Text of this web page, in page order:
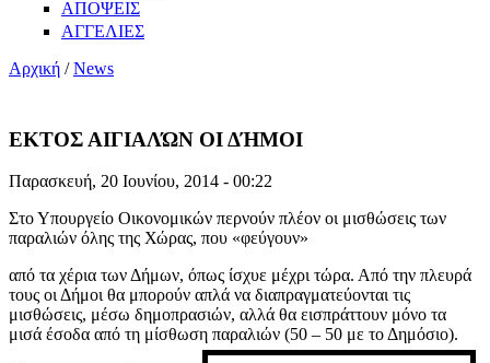
ΑΠΟΨΕΙΣ
ΑΓΓΕΛΙΕΣ
Αρχική /News
ΕΚΤΟΣ ΑΙΓΙΑΛΏΝ ΟΙ ΔΉΜΟΙ
Παρασκευή, 20 Ιουνίου, 2014 - 00:22
Στο Υπουργείο Οικονομικών περνούν πλέον οι μισθώσεις των
παραλιών όλης της Χώρας, που «φεύγουν»
από τα χέρια των Δήμων, όπως ίσχυε μέχρι τώρα. Από την πλευρά
τους οι Δήμοι θα μπορούν απλά να διαπραγματεύονται τις
μισθώσεις, μέσω δημοπρασιών, αλλά θα εισπράττουν μόνο τα
μισά έσοδα από τη μίσθωση παραλιών (50 – 50 με το Δημόσιο).